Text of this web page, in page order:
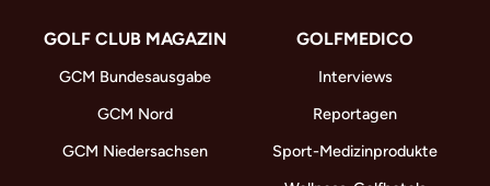
GOLF CLUB MAGAZIN
GCM Bundesausgabe
GCM Nord
GCM Niedersachsen
GOLFMEDICO
Interviews
Reportagen
Sport-Medizinprodukte